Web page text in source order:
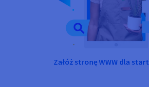
Załóż stronę WWW dla